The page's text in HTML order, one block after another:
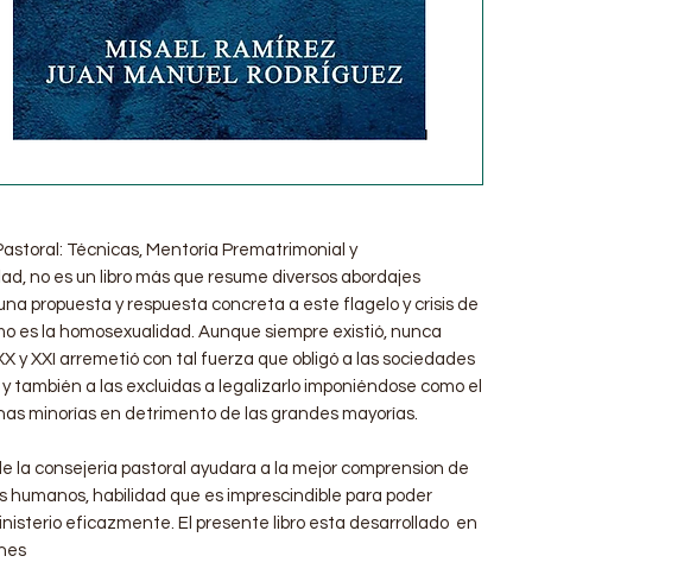
Técnicas, Mentoría Prematrimonial y
no es un libro más que resume diversos abordajes
propuesta y respuesta concreta a este flagelo y crisis de
es la homosexualidad. Aunque siempre existió, nunca
y XXI arremetió con tal fuerza que obligó a las sociedades
también a las excluidas a legalizarlo imponiéndose como el
minorías en detrimento de las grandes mayorías.
la consejeria pastoral ayudara a la mejor comprension de
humanos, habilidad que es imprescindible para poder
eficazmente. El presente libro esta desarrollado en